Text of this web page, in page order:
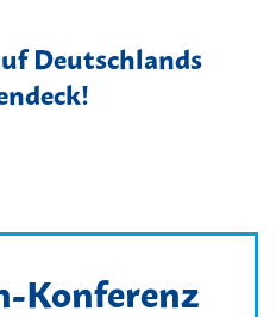
Deutschlands
Konferenz